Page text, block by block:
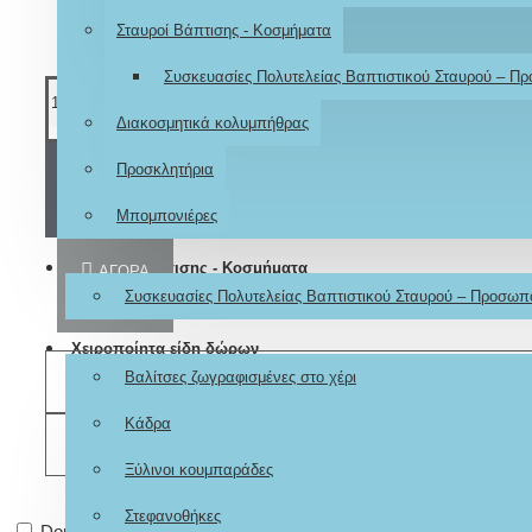
Σταυροί Βάπτισης - Κοσμήματα
Συσκευασίες Πολυτελείας Βαπτιστικού Σταυρού –
Διακοσμητικά κολυμπήθρας
Προσκλητήρια
Μπομπονιέρες
Σταυροί Βάπτισης - Κοσμήματα
Συσκευασίες Πολυτελείας Βαπτιστικού Σταυρού –
Χειροποίητα είδη δώρων
Βαλίτσες ζωγραφισμένες στο χέρι
Κάδρα
Ξύλινοι κουμπαράδες
Στεφανοθήκες
ΚΑΛΆΘΙ
ΑΓΟΡΆ
ΕΠΙΘΥΜΗΤΌ